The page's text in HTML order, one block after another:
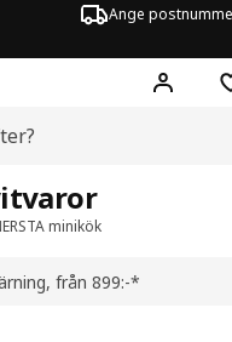
Ange
Hej!
minikök
från 899:-*